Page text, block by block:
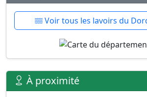
Voir tous les lavoirs du
À proximité